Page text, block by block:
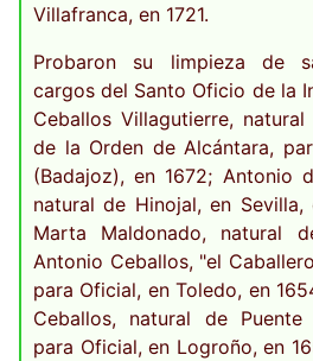
Villafranca, en 1721.
Probaron su limpieza de
cargos del Santo Oficio de la
Ceballos Villagutierre,
de la Orden de Alcántara,
(Badajoz), en 1672; Antonio
natural de Hinojal, en
Marta Maldonado, natural
Antonio Ceballos, "el
para Oficial, en Toledo, en
Ceballos, natural de Puente
para Oficial, en Logroño, en